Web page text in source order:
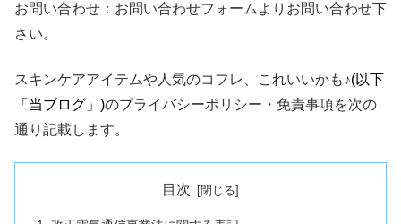
お問い合わせ：お問い合わせフォームよりお問い合わせ下
さい。
スキンケアアイテムや人気のコフレ、これいいかも♪(以下
「当ブログ」)のプライバシーポリシー・免責事項を次の
通り記載します。
目次